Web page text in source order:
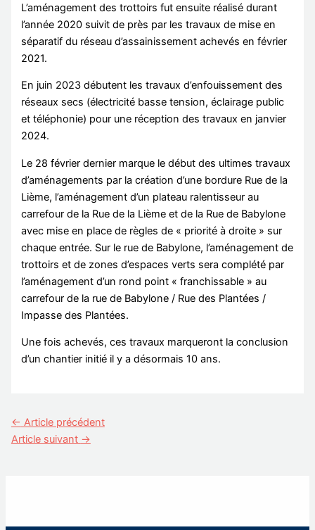
L’aménagement des trottoirs fut ensuite réalisé durant
l’année 2020 suivit de près par les travaux de mise en
séparatif du réseau d’assainissement achevés en février
2021.
En juin 2023 débutent les travaux d’enfouissement des
réseaux secs (électricité basse tension, éclairage public
et téléphonie) pour une réception des travaux en janvier
2024.
Le 28 février dernier marque le début des ultimes travaux
d’aménagements par la création d’une bordure Rue de la
Lième, l’aménagement d’un plateau ralentisseur au
carrefour de la Rue de la Lième et de la Rue de Babylone
avec mise en place de règles de « priorité à droite » sur
chaque entrée. Sur le rue de Babylone, l’aménagement de
trottoirs et de zones d’espaces verts sera complété par
l’aménagement d’un rond point « franchissable » au
carrefour de la rue de Babylone / Rue des Plantées /
Impasse des Plantées.
Une fois achevés, ces travaux marqueront la conclusion
d’un chantier initié il y a désormais 10 ans.
← Article précédent
Article suivant →